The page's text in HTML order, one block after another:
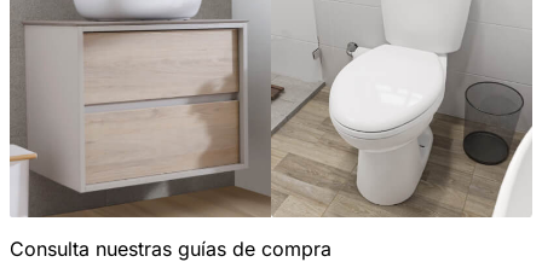
Consulta nuestras guías de compra